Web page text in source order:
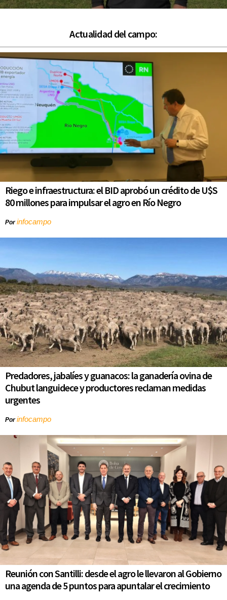
Actualidad del campo:
Riego e infraestructura: el BID aprobó un crédito de U$S
80 millones para impulsar el agro en Río Negro
Porinfocampo
Predadores, jabalíes y guanacos: la ganadería ovina de
Chubut languidece y productores reclaman medidas
urgentes
Porinfocampo
Reunión con Santilli: desde el agro le llevaron al Gobierno
una agenda de 5 puntos para apuntalar el crecimiento